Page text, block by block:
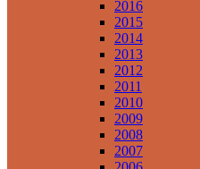
2016
2015
2014
2013
2012
2011
2010
2009
2008
2007